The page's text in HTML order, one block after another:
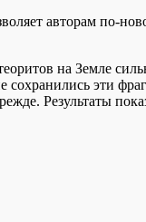
авторам по-
на Земле
эти
Результаты